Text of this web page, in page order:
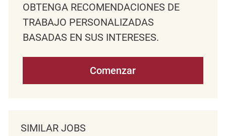
OBTENGA RECOMENDACIONES DE
TRABAJO PERSONALIZADAS
BASADAS EN SUS INTERESES.
Comenzar
SIMILAR JOBS